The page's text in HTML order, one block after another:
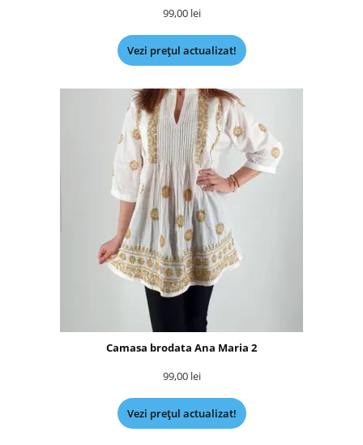
99,00 lei
Vezi prețul actualizat!
Camasa brodata Ana Maria 2
99,00 lei
Vezi prețul actualizat!